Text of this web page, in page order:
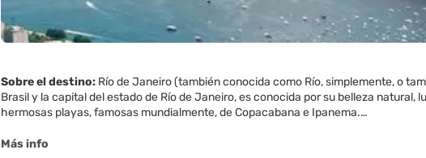
Sobre el destino: Río de Janeiro (también conocida como Río, simplemente, o
Brasil y la capital del estado de Río de Janeiro, es conocida por su belleza
hermosas playas, famosas mundialmente, de Copacabana e Ipanema.
Uno de los monumentos más famosos de la ciudad son las maravillosas vistas
Más info